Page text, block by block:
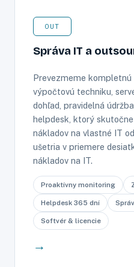
OUT
Správa IT a
Prevezmeme
výpočtovú techniku,
dohľad, pravidelná
helpdesk, ktorý
nákladov na vlastné IT
ušetria v priemere
nákladov na IT.
Proaktívny monitoring
Helpdesk 365 dní
Softvér & licencie
→